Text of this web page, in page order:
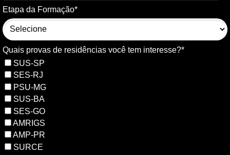
Etapa da Formação*
Quais provas de residências você tem interesse?*
SUS-SP
SES-RJ
PSU-MG
SUS-BA
SES-GO
AMRIGS
AMP-PR
SURCE